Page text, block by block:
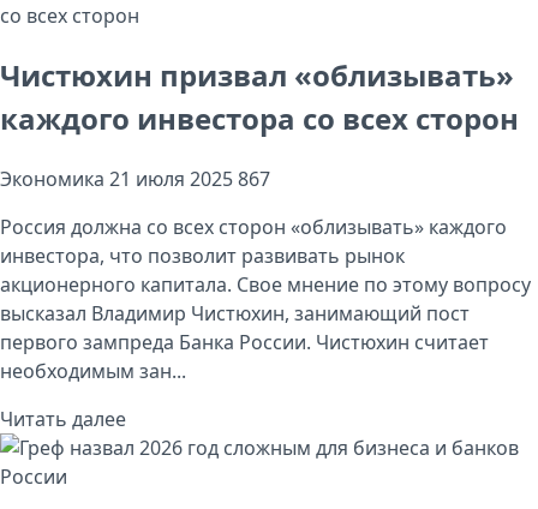
Чистюхин призвал «облизывать»
каждого инвестора со всех сторон
Экономика 21 июля 2025867
Россия должна со всех сторон «облизывать» каждого
инвестора, что позволит развивать рынок
акционерного капитала. Свое мнение по этому вопросу
высказал Владимир Чистюхин, занимающий пост
первого зампреда Банка России. Чистюхин считает
необходимым зан...
Читать далее